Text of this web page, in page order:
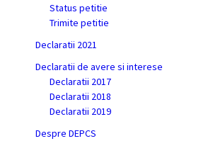
Status petitie
Trimite petitie
Declaratii 2021
Declaratii de avere si interese
Declaratii 2017
Declaratii 2018
Declaratii 2019
Despre DEPCS